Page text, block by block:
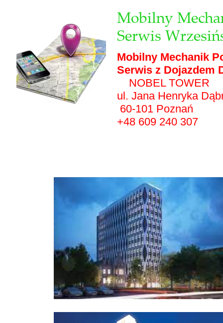
Mobilny Mechanik
Serwis z Dojazdem
NOBEL TOWER
ul. Jana Henryka
60-101 Poznań
+48 609 240 307
Mobilny
Serwis